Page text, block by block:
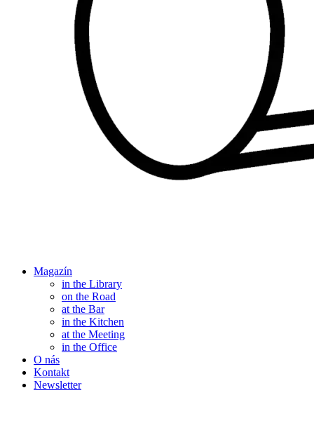
Magazín
in the Library
on the Road
at the Bar
in the Kitchen
at the Meeting
in the Office
O nás
Kontakt
Newsletter